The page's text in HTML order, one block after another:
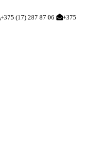
+375 (17) 287 87 06
+375